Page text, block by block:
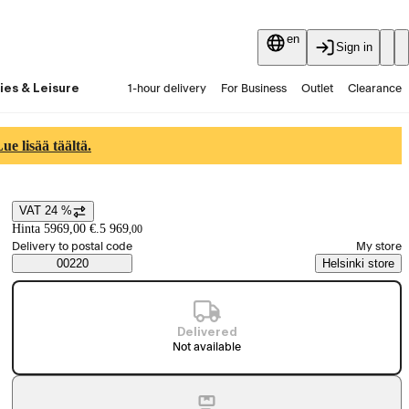
en
Sign in
& Leisure 1-hour delivery For Business Outlet Clearance
lisää täältä.
Price details
VAT 24 %
Hinta 5969,00 €.5 969,00
Saatavuustiedot
Select order method
Delivery to postal code
00220
My store
Helsinki store
Delivered
Not available